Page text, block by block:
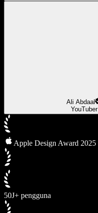
Ali Abdaal
YouTuber
Apple Design Award 2025
50J+ pengguna